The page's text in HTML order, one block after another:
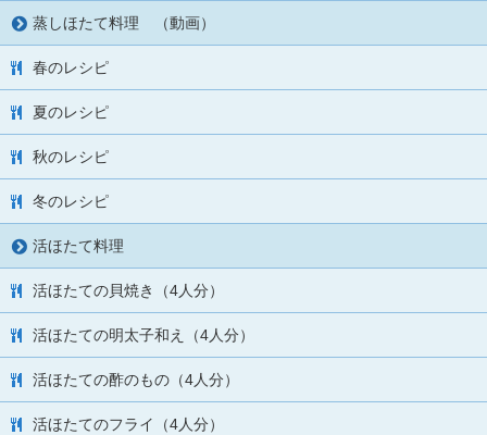
蒸しほたて料理 （動画）
春のレシピ
夏のレシピ
秋のレシピ
冬のレシピ
活ほたて料理
活ほたての貝焼き（4人分）
活ほたての明太子和え（4人分）
活ほたての酢のもの（4人分）
活ほたてのフライ（4人分）